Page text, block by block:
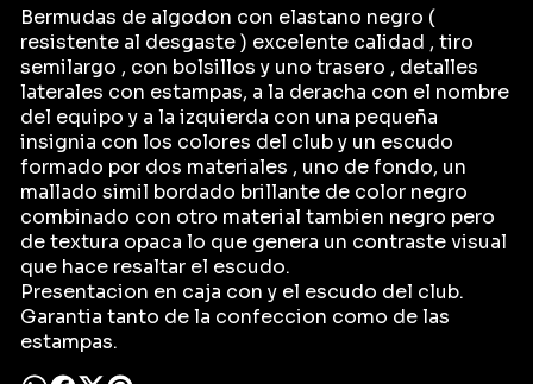
Bermudas de algodon con elastano negro (
resistente al desgaste ) excelente calidad , tiro
semilargo , con bolsillos y uno trasero , detalles
laterales con estampas, a la deracha con el nombre
del equipo y a la izquierda con una pequeña
insignia con los colores del club y un escudo
formado por dos materiales , uno de fondo, un
mallado simil bordado brillante de color negro
combinado con otro material tambien negro pero
de textura opaca lo que genera un contraste visual
que hace resaltar el escudo.
Presentacion en caja con y el escudo del club.
Garantia tanto de la confeccion como de las
estampas.